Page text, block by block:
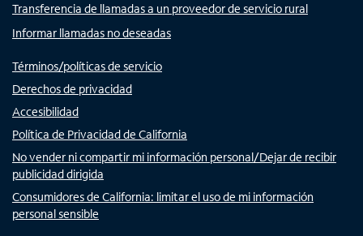
Transferencia de llamadas a un proveedor de servicio rural
Informar llamadas no deseadas
Términos/políticas de servicio
Derechos de privacidad
Accesibilidad
Política de Privacidad de California
No vender ni compartir mi información personal/Dejar de recibir
publicidad dirigida
Consumidores de California: limitar el uso de mi información
personal sensible